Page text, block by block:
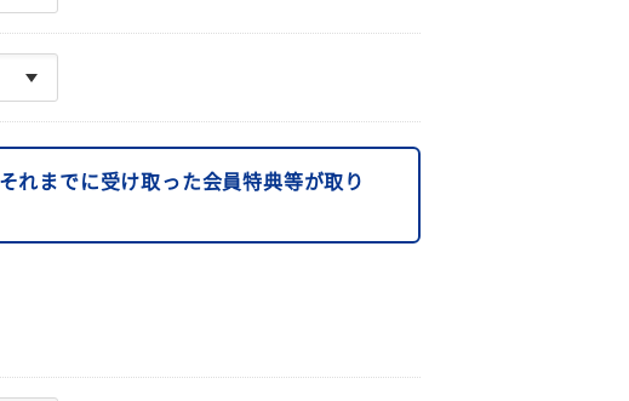
れまでに受け取った会員特典等が取り